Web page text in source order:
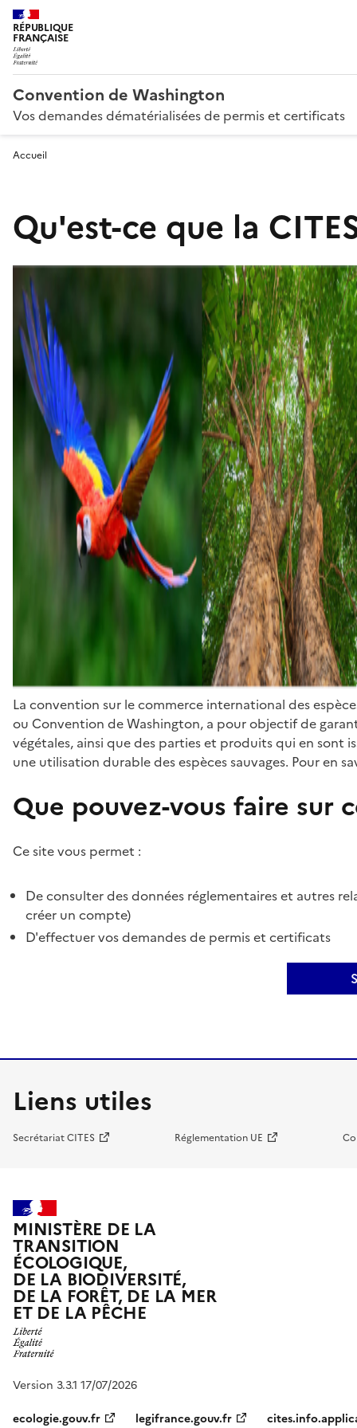
RÉPUBLIQUE
FRANÇAISE
Convention de Washington
Vos demandes dématérialisées de permis et certificats
Accueil
Qu'est-ce que la
La convention sur le commerce international des
ou Convention de Washington, a pour objectif de
végétales, ainsi que des parties et produits qui en sont
une utilisation durable des espèces sauvages. Pour en
Que pouvez-vous faire sur
Ce site vous permet :
De consulter des données réglementaires et autres
créer un compte)
D'effectuer vos demandes de permis et certificats
Liens utiles
Secrétariat CITES Réglementation UE
MINISTÈRE DE LA
TRANSITION
ÉCOLOGIQUE,
DE LA BIODIVERSITÉ,
DE LA FORÊT, DE LA MER
ET DE LA PÊCHE
Version 3.3.1 17/07/2026
ecologie.gouv.fr
legifrance.gouv.fr